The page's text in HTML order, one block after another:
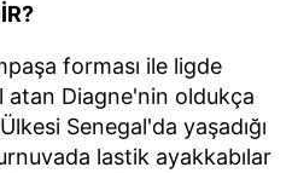
forması ile ligde
atan Diagne'nin oldukça
Senegal'da yaşadığı
lastik ayakkabılar